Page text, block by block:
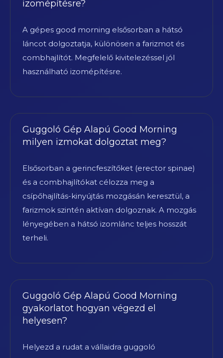
izomépítésre?
A gépes good morning elsősorban a hátsó
láncot dolgoztatja, különösen a farizmot és
combhajlítót. Megfelelő kivitelezéssel jól
használható izomépítésre.
Guggoló Gép Alapú Good Morning
milyen izmokat dolgoztat meg?
Elsősorban a gerincfeszítőket (erector spinae)
és a combhajlítókat célozza meg a
csípőhajlítás-kinyújtás mozgásán keresztül, a
farizmok szintén aktívan dolgoznak. A mozgás
lényegében a hátsó izomlánc teljes hosszát
terheli.
Guggoló Gép Alapú Good Morning
gyakorlatot hogyan végezd el
helyesen?
Helyezd a rudat a vállaidra guggoló